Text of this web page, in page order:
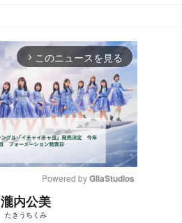
arrow_forward_ios このニュースを見る
Powered by GliaStudios
瀧内公美
たきうちくみ